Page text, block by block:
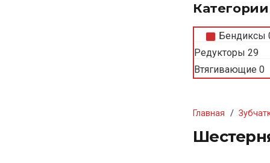
Бендиксы
Редукторы 29
Втягивающие 0
Главная /